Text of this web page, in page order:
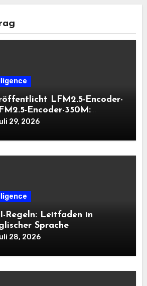
LFM2.5-Encoder-
Encoder-350M:
Encoder, die bei 8K-
CPU schnell bleiben
29, 2026
Regeln: Leitfaden in
Sprache
28, 2026